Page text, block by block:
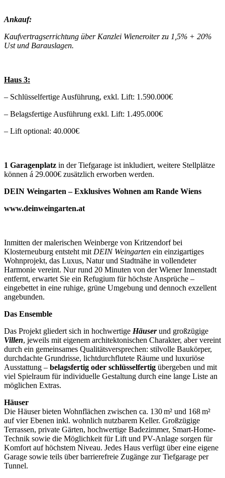
Ankauf:
Kaufvertragserrichtung über Kanzlei Wieneroiter zu 1,5% + 20%
Ust und Barauslagen.
Haus 3:
– Schlüsselfertige Ausführung, exkl. Lift: 1.590.000€
– Belagsfertige Ausführung exkl. Lift: 1.495.000€
– Lift optional: 40.000€
1 Garagenplatz in der Tiefgarage ist inkludiert, weitere Stellplätze
können á 29.000€ zusätzlich erworben werden.
DEIN Weingarten – Exklusives Wohnen am Rande Wiens
www.deinweingarten.at
Inmitten der malerischen Weinberge von Kritzendorf bei
Klosterneuburg entsteht mit DEIN Weingarten ein einzigartiges
Wohnprojekt, das Luxus, Natur und Stadtnähe in vollendeter
Harmonie vereint. Nur rund 20 Minuten von der Wiener Innenstadt
entfernt, erwartet Sie ein Refugium für höchste Ansprüche –
eingebettet in eine ruhige, grüne Umgebung und dennoch exzellent
angebunden.
Das Ensemble
Das Projekt gliedert sich in hochwertige Häuser und großzügige
Villen, jeweils mit eigenem architektonischen Charakter, aber vereint
durch ein gemeinsames Qualitätsversprechen: stilvolle Baukörper,
durchdachte Grundrisse, lichtdurchflutete Räume und luxuriöse
Ausstattung – belagsfertig oder schlüsselfertig übergeben und mit
viel Spielraum für individuelle Gestaltung durch eine lange Liste an
möglichen Extras.
Häuser
Die Häuser bieten Wohnflächen zwischen ca. 130 m² und 168 m²
auf vier Ebenen inkl. wohnlich nutzbarem Keller. Großzügige
Terrassen, private Gärten, hochwertige Badezimmer, Smart-Home-
Technik sowie die Möglichkeit für Lift und PV-Anlage sorgen für
Komfort auf höchstem Niveau. Jedes Haus verfügt über eine eigene
Garage sowie teils über barrierefreie Zugänge zur Tiefgarage per
Tunnel.